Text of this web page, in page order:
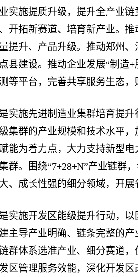
实施提质升级，提升全产业
开拓新赛道、培育新产业。
提升、产品升级。推动郑州
县建设。推动企业发展“制造
等平台，完善共享服务生态
实施先进制造业集群培育提
集群的产业规模和技术水平
能为着力点，大力支持新型
群。围绕“7+28+N”产业链群
、成长性强的细分领域，开
实施开发区能级提升行动，
主导产业明确、链条完整的
群体系选准产业、细分赛道
区管理服务效能，深化开发